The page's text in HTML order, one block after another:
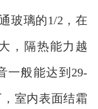
玻璃的1/2，在
，隔热能力越
一般能达到29-
室内表面结霜